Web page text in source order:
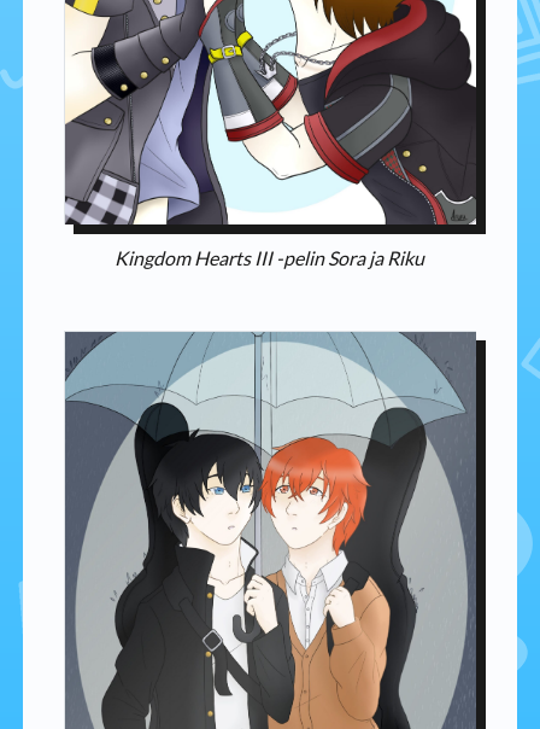
Kingdom Hearts III -pelin Sora ja Riku